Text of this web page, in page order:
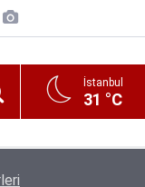
İstanbul
31 °C
26 İşçi Alımı